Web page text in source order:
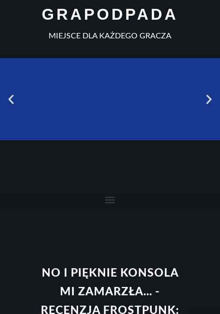
GRAPODPADA
MIEJSCE DLA KAŻDEGO GRACZA
NO I PIĘKNIE KONSOLA
MI ZAMARZŁA... -
RECENZJA FROSTPUNK: